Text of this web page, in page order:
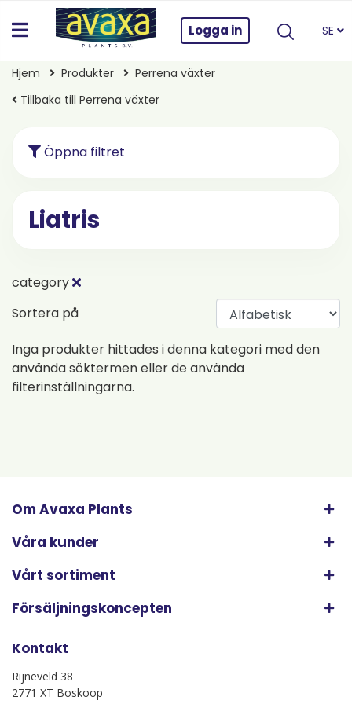
Logga in SE
Hjem Produkter
Perrena växter
Tillbaka till Perrena växter
Öppna filtret
Liatris
category
Sortera på
Inga produkter hittades i denna kategori med den
använda söktermen eller de använda
filterinställningarna.
Om Avaxa Plants
Våra kunder
Vårt sortiment
Försäljningskoncepten
Kontakt
Rijneveld 38
2771 XT Boskoop